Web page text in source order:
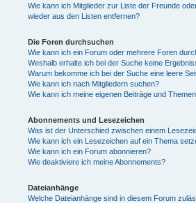
Wie kann ich Mitglieder zur Liste der Freunde
wieder aus den Listen entfernen?
Die Foren durchsuchen
Wie kann ich ein Forum oder mehrere Foren
Weshalb erhalte ich bei der Suche keine
Warum bekomme ich bei der Suche eine leere
Wie kann ich nach Mitgliedern suchen?
Wie kann ich meine eigenen Beiträge und
Abonnements und Lesezeichen
Was ist der Unterschied zwischen einem
Wie kann ich ein Lesezeichen auf ein Thema
Wie kann ich ein Forum abonnieren?
Wie deaktiviere ich meine Abonnements?
Dateianhänge
Welche Dateianhänge sind in diesem Forum